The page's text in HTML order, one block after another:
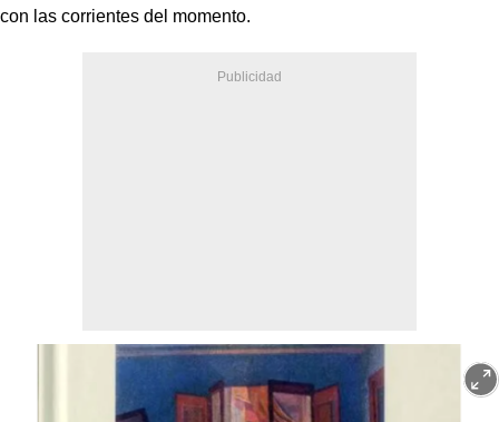
con las corrientes del momento.